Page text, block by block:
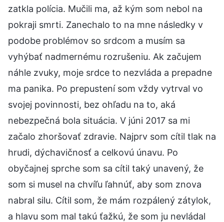
zatkla polícia. Mučili ma, až kým som nebol na
pokraji smrti. Zanechalo to na mne následky v
podobe problémov so srdcom a musím sa
vyhýbať nadmernému rozrušeniu. Ak začujem
náhle zvuky, moje srdce to nezvláda a prepadne
ma panika. Po prepustení som vždy vytrval vo
svojej povinnosti, bez ohľadu na to, aká
nebezpečná bola situácia. V júni 2017 sa mi
začalo zhoršovať zdravie. Najprv som cítil tlak na
hrudi, dýchavičnosť a celkovú únavu. Po
obyčajnej sprche som sa cítil taký unavený, že
som si musel na chvíľu ľahnúť, aby som znova
nabral silu. Cítil som, že mám rozpálený zátylok,
a hlavu som mal takú ťažkú, že som ju nevládal